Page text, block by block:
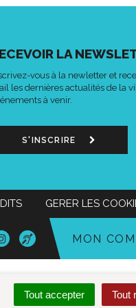
Tout accepter Tout
LA
vous à la newletter et
les dernières actualités de la
à venir.
S'INSCRIRE
GERER LES
MON
Lien
vers
le
Instagram
Acce-
o